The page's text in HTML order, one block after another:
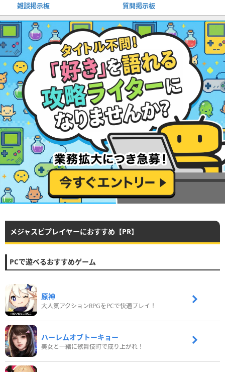
雑談掲示板 質問掲示板
メジャスピプレイヤーにおすすめ【PR】
PCで遊べるおすすめゲーム
原神
大人気アクションRPGをPCで快適プレイ！
ハーレムオブトーキョー
美女と一緒に歌舞伎町で成り上がれ！